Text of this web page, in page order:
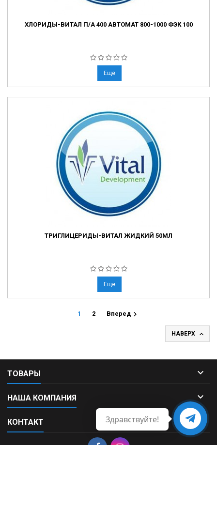
ХЛОРИДЫ-ВИТАЛ П/А 400 АВТОМАТ 800-1000 ФЭК 100
Еще
ТРИГЛИЦЕРИДЫ-ВИТАЛ ЖИДКИЙ 50МЛ
Еще
1 2 Вперед 
НАВЕРХ 
ТОВАРЫ 
НАША КОМПАНИЯ 
КОНТАКТ 
Свяжитесь
с нами
Здравствуйте!